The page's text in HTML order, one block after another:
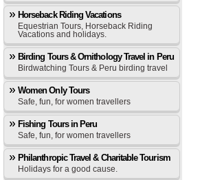
Horseback Riding Vacations
Equestrian Tours, Horseback Riding
Vacations and holidays.
Birding Tours & Ornithology Travel in Peru
Birdwatching Tours & Peru birding travel
Women Only Tours
Safe, fun, for women travellers
Fishing Tours in Peru
Safe, fun, for women travellers
Philanthropic Travel & Charitable Tourism
Holidays for a good cause.